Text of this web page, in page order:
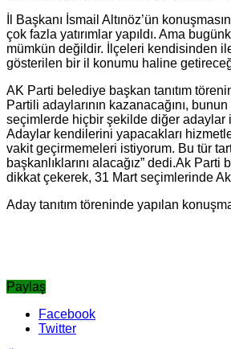
İl Başkanı İsmail Altınöz’ün
çok fazla yatırımlar yapıldı. Ama
mümkün değildir. İlçeleri kendisinden
gösterilen bir il konumu haline
AK Parti belediye başkan tanıtım
Partili adaylarının kazanacağını,
seçimlerde hiçbir şekilde diğer adaylar
Adaylar kendilerini yapacakları
vakit geçirmemeleri istiyorum. Bu tür
başkanlıklarını alacağız” dedi.Ak
dikkat çekerek, 31 Mart seçimlerinde Ak
Aday tanıtım töreninde yapılan
Paylaş
Facebook
Twitter